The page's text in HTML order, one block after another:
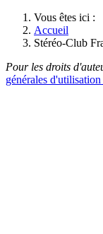
Vous êtes ici :
Accueil
Stéréo-Club
Pour les droits
générales d'utilisation